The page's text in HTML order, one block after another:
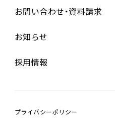
企業情報トップ
経営理念
会社概要
お問い合わせ・資料請求
お知らせ
採用情報
プライバシーポリシー